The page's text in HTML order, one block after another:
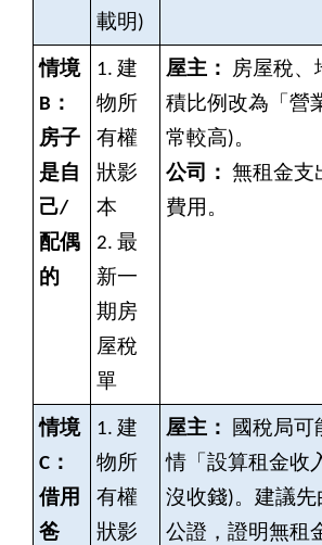
載明)
情境
B：
房子
是自
己/
配偶
的
1. 建
物所
有權
狀影
本
2. 最
新一
期房
屋稅
單
屋主：
房屋稅、
積比例改為「營
常較高)。
公司： 無租金支
費用。
情境
C：
借用
爸
1. 建
物所
有權
狀影
屋主：
國稅局可
情「設算租金收
沒收錢)。建議
公證，證明無租